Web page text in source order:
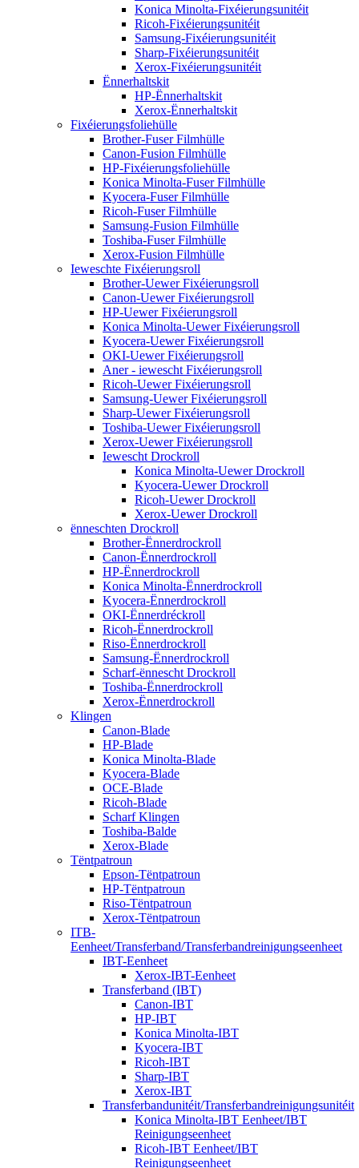
Konica Minolta-Fixéierungsunitéit
Ricoh-Fixéierungsunitéit
Samsung-Fixéierungsunitéit
Sharp-Fixéierungsunitéit
Xerox-Fixéierungsunitéit
Ënnerhaltskit
HP-Ënnerhaltskit
Xerox-Ënnerhaltskit
Fixéierungsfoliehülle
Brother-Fuser Filmhülle
Canon-Fusion Filmhülle
HP-Fixéierungsfoliehülle
Konica Minolta-Fuser Filmhülle
Kyocera-Fuser Filmhülle
Ricoh-Fuser Filmhülle
Samsung-Fusion Filmhülle
Toshiba-Fuser Filmhülle
Xerox-Fusion Filmhülle
Ieweschte Fixéierungsroll
Brother-Uewer Fixéierungsroll
Canon-Uewer Fixéierungsroll
HP-Uewer Fixéierungsroll
Konica Minolta-Uewer Fixéierungsroll
Kyocera-Uewer Fixéierungsroll
OKI-Uewer Fixéierungsroll
Aner - iewescht Fixéierungsroll
Ricoh-Uewer Fixéierungsroll
Samsung-Uewer Fixéierungsroll
Sharp-Uewer Fixéierungsroll
Toshiba-Uewer Fixéierungsroll
Xerox-Uewer Fixéierungsroll
Iewescht Drockroll
Konica Minolta-Uewer Drockroll
Kyocera-Uewer Drockroll
Ricoh-Uewer Drockroll
Xerox-Uewer Drockroll
ënneschten Drockroll
Brother-Ënnerdrockroll
Canon-Ënnerdrockroll
HP-Ënnerdrockroll
Konica Minolta-Ënnerdrockroll
Kyocera-Ënnerdrockroll
OKI-Ënnerdréckroll
Ricoh-Ënnerdrockroll
Riso-Ënnerdrockroll
Samsung-Ënnerdrockroll
Scharf-ënnescht Drockroll
Toshiba-Ënnerdrockroll
Xerox-Ënnerdrockroll
Klingen
Canon-Blade
HP-Blade
Konica Minolta-Blade
Kyocera-Blade
OCE-Blade
Ricoh-Blade
Scharf Klingen
Toshiba-Balde
Xerox-Blade
Tëntpatroun
Epson-Tëntpatroun
HP-Tëntpatroun
Riso-Tëntpatroun
Xerox-Tëntpatroun
ITB-
Eenheet/Transferband/Transferbandreinigungseenheet
IBT-Eenheet
Xerox-IBT-Eenheet
Transferband (IBT)
Canon-IBT
HP-IBT
Konica Minolta-IBT
Kyocera-IBT
Ricoh-IBT
Sharp-IBT
Xerox-IBT
Transferbandunitéit/Transferbandreinigungsunitéit
Konica Minolta-IBT Eenheet/IBT
Reinigungseenheet
Ricoh-IBT Eenheet/IBT
Reinigungseenheet